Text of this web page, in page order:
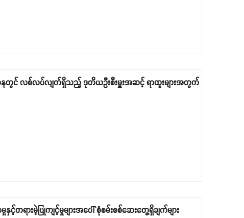
စီးဌာနတွင် လစ်လပ်လျက်ရှိသည့် ဒုတိယဦးစီးမှူးအဆင့် ရာထူးများအတွက်
ရားမဲ့ပြုကျင့်မှုများအပေါ် စုံစမ်းစစ်ဆေးတွေ့ရှိချက်များ